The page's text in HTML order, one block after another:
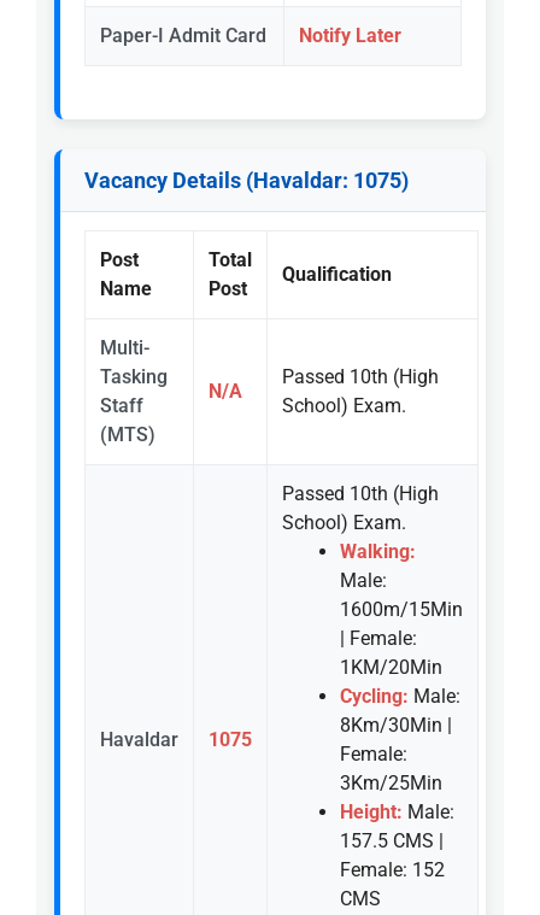
Paper-I Admit Card Notify Later
Vacancy Details (Havaldar: 1075)
Post
Name
Total
Post
Qualification
Multi-
Tasking
Staff
(MTS)
N/A
Passed 10th (High
School) Exam.
Havaldar 1075
Passed 10th (High
School) Exam.
Walking:
Male:
1600m/15Min
| Female:
1KM/20Min
Cycling: Male:
8Km/30Min |
Female:
3Km/25Min
Height: Male:
157.5 CMS |
Female: 152
CMS